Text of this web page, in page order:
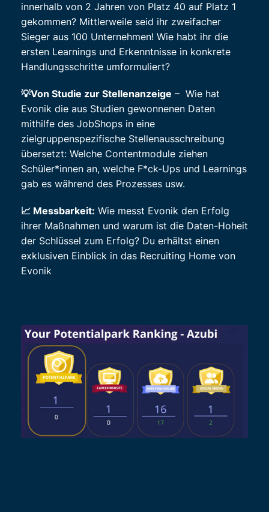
innerhalb von 2 Jahren von Platz 40 auf Platz 1
gekommen? Mittlerweile seid ihr zweifacher
Sieger aus 100 Unternehmen! Wie habt ihr die
ersten Learnings und Erkenntnisse in konkrete
Handlungsschritte umformuliert?
💡Von Studie zur Stellenanzeige – Wie hat
Evonik die aus Studien gewonnenen Daten
mithilfe des JobShops in eine
zielgruppenspezifische Stellenausschreibung
übersetzt: Welche Contentmodule ziehen
Schüler*innen an, welche F*ck-Ups und Learnings
gab es während des Prozesses usw.
📈 Messbarkeit: Wie messt Evonik den Erfolg
ihrer Maßnahmen und warum ist die Daten-Hoheit
der Schlüssel zum Erfolg? Du erhältst einen
exklusiven Einblick in das Recruiting Home von
Evonik